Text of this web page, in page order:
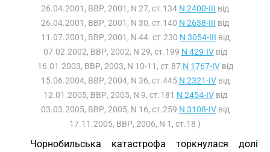
26.04.2001, ВВР, 2001, N 27, ст.134 N 2400-III від
26.04.2001, ВВР, 2001, N 30, ст.140 N 2638-III від
11.07.2001, ВВР, 2001, N 44. ст.230 N 3054-III від
07.02.2002, ВВР, 2002, N 29, ст.199 N 429-IVвід
16.01.2003, ВВР, 2003, N 10-11, ст.87 N 1767-IVвід
15.06.2004, ВВР, 2004, N 36, ст.445 N 2321-IVвід
12.01.2005, ВВР, 2005, N 9, ст.181 N 2454-IVвід
03.03.2005, ВВР, 2005, N 16, ст.259 N 3108-IVвід
17.11.2005, ВВР, 2006, N 1, ст.18 )
Чорнобильська катастрофа торкнулася долі